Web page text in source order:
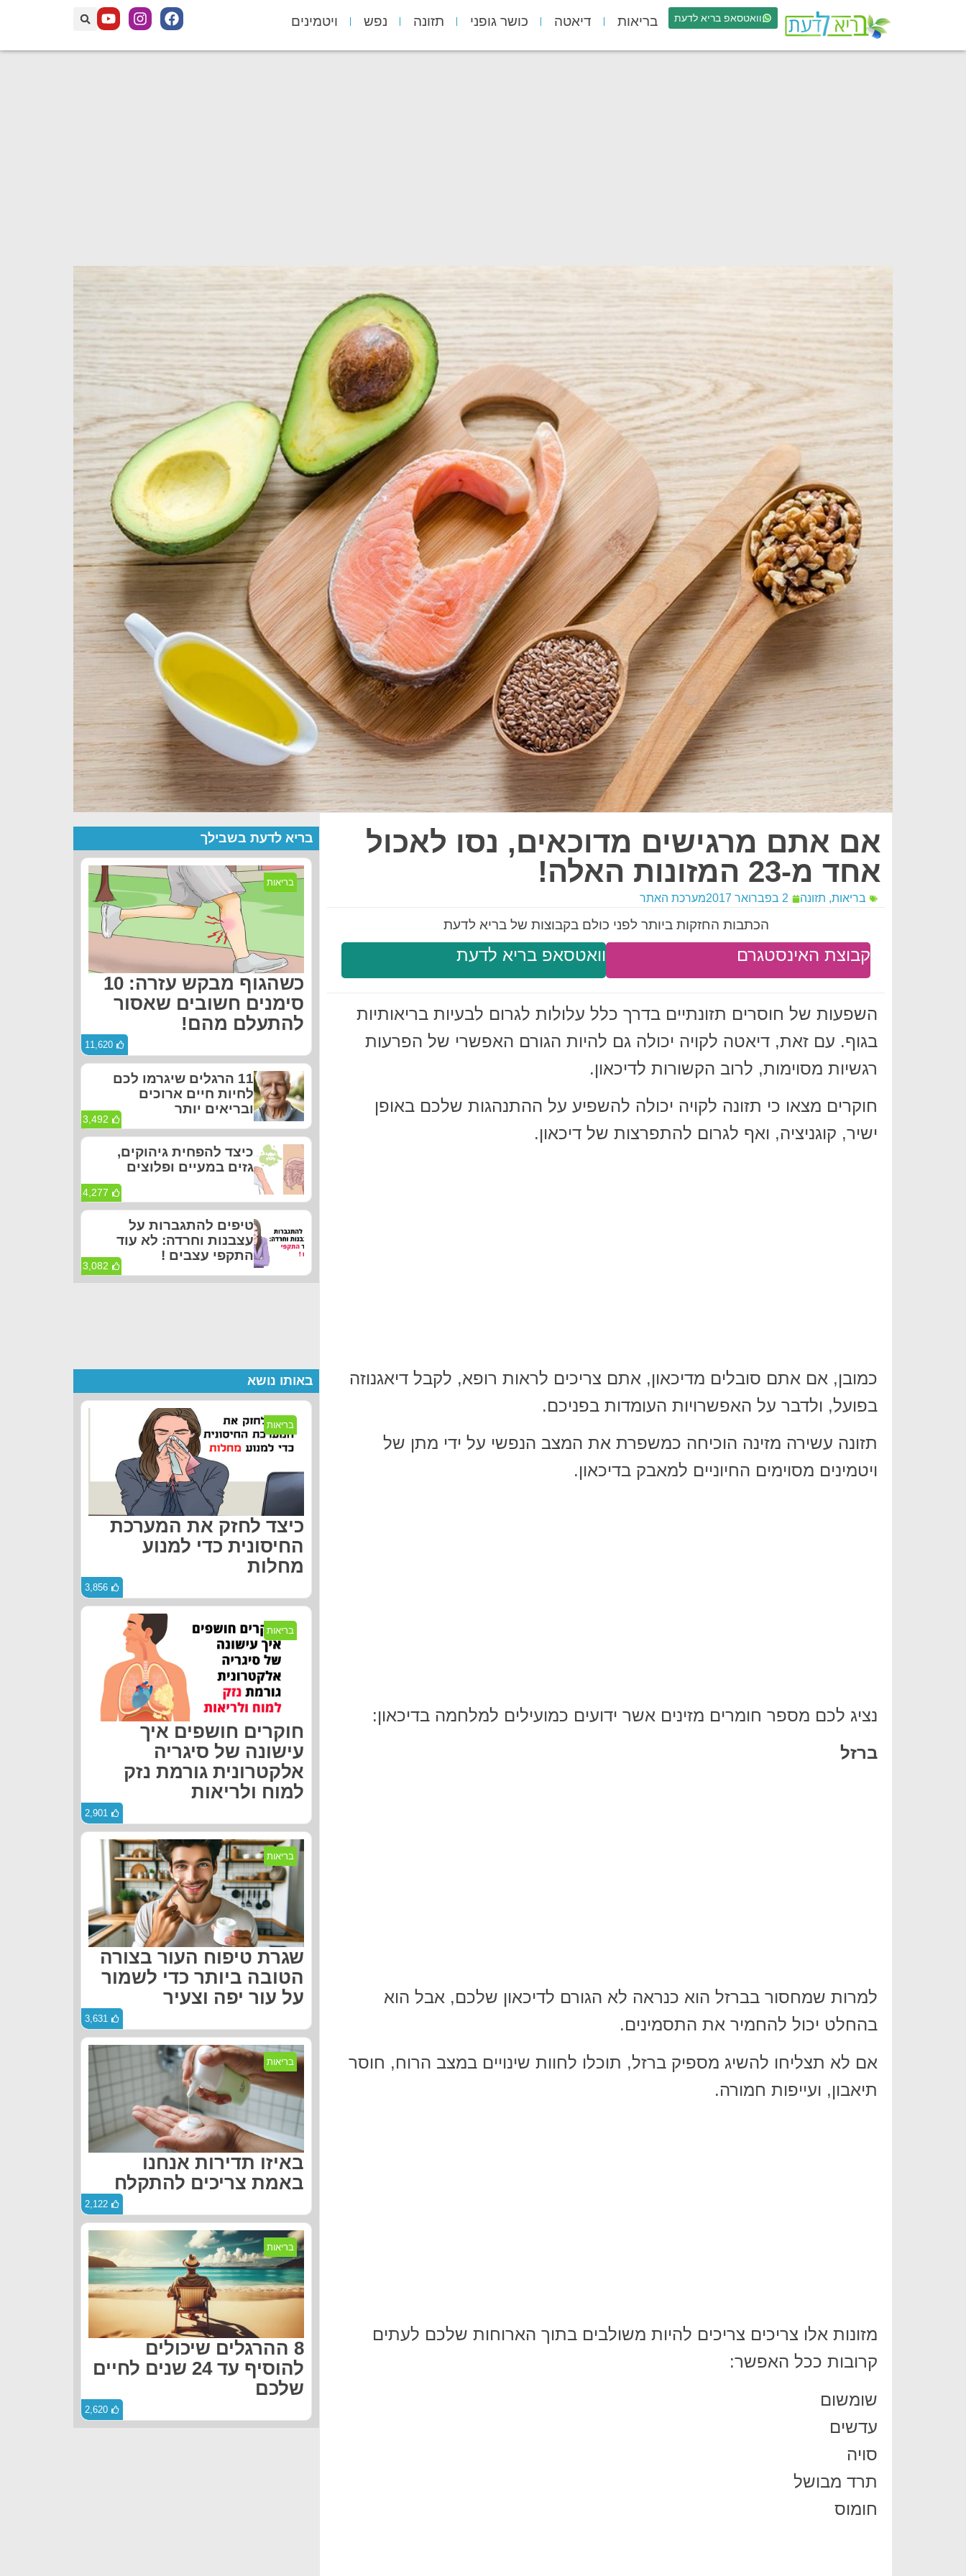
וואטסאפ בריא לדעת בריאות דיאטה כושר גופני תזונה נפש ויטמינים
אם אתם מרגישים מדוכאים, נסו לאכול
אחד מ-23 המזונות האלה!
בריאות, תזונה 2 בפברואר 2017 מערכת האתר
הכתבות החזקות ביותר לפני כולם בקבוצות של בריא לדעת
וואטסאפ בריא לדעת קבוצת האינסטגרם
השפעות של חוסרים תזונתיים בדרך כלל עלולות לגרום לבעיות בריאותיות
בגוף. עם זאת, דיאטה לקויה יכולה גם להיות הגורם האפשרי של הפרעות
רגשיות מסוימות, לרוב הקשורות לדיכאון.
חוקרים מצאו כי תזונה לקויה יכולה להשפיע על ההתנהגות שלכם באופן
ישיר, קוגניציה, ואף לגרום להתפרצות של דיכאון.
כמובן, אם אתם סובלים מדיכאון, אתם צריכים לראות רופא, לקבל דיאגנוזה
בפועל, ולדבר על האפשרויות העומדות בפניכם.
תזונה עשירה מזינה הוכיחה כמשפרת את המצב הנפשי על ידי מתן של
ויטמינים מסוימים החיוניים למאבק בדיכאון.
נציג לכם מספר חומרים מזינים אשר ידועים כמועילים למלחמה בדיכאון:
ברזל
למרות שמחסור בברזל הוא כנראה לא הגורם לדיכאון שלכם, אבל הוא
בהחלט יכול להחמיר את התסמינים.
אם לא תצליחו להשיג מספיק ברזל, תוכלו לחוות שינויים במצב הרוח, חוסר
תיאבון, ועייפות חמורה.
מזונות אלו צריכים צריכים להיות משולבים בתוך הארוחות שלכם לעתים
קרובות ככל האפשר:
שומשום
עדשים
סויה
תרד מבושל
חומוס
בריא לדעת בשבילך
בריאות
כשהגוף מבקש עזרה: 10
סימנים חשובים שאסור
להתעלם מהם!
11,620
11 הרגלים שיגרמו לכם
לחיות חיים ארוכים
ובריאים יותר
3,492
כיצד להפחית גיהוקים,
גזים במעיים ופלוצים
4,277
טיפים להתגברות על
עצבנות וחרדה: לא עוד
התקפי עצבים !
3,082
באותו נושא
בריאות
כיצד לחזק את המערכת
החיסונית כדי למנוע
מחלות
3,856
בריאות
חוקרים חושפים איך
עישונה של סיגריה
אלקטרונית גורמת נזק
למוח ולריאות
2,901
בריאות
שגרת טיפוח העור בצורה
הטובה ביותר כדי לשמור
על עור יפה וצעיר
3,631
בריאות
באיזו תדירות אנחנו
באמת צריכים להתקלח
2,122
בריאות
8 ההרגלים שיכולים
להוסיף עד 24 שנים לחיים
שלכם
2,620